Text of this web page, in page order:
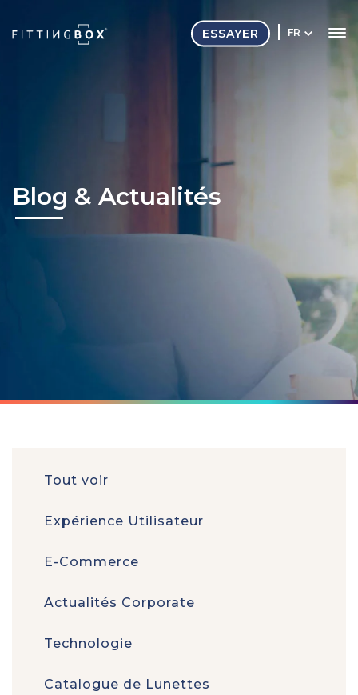
FR
ESSAYER
Blog & Actualités
Tout voir
Expérience Utilisateur
E-Commerce
Actualités Corporate
Technologie
Catalogue de Lunettes